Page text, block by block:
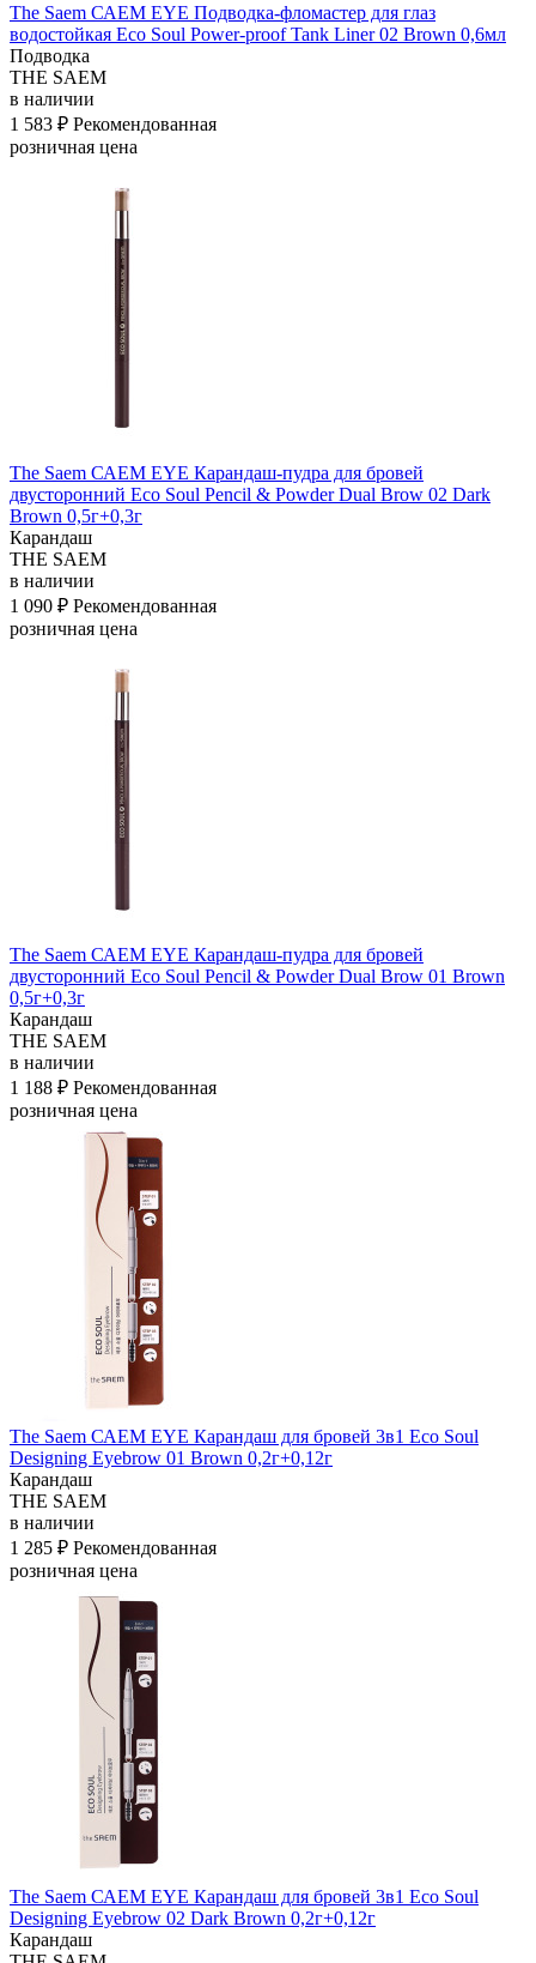
The Saem САЕМ EYE Подводка-фломастер для глаз
водостойкая Eco Soul Power-proof Tank Liner 02 Brown 0,6мл
Подводка
THE SAEM
в наличии
1 583 ₽ Рекомендованная
розничная цена
The Saem САЕМ EYE Карандаш-пудра для бровей
двусторонний Eco Soul Pencil & Powder Dual Brow 02 Dark
Brown 0,5г+0,3г
Карандаш
THE SAEM
в наличии
1 090 ₽ Рекомендованная
розничная цена
The Saem САЕМ EYE Карандаш-пудра для бровей
двусторонний Eco Soul Pencil & Powder Dual Brow 01 Brown
0,5г+0,3г
Карандаш
THE SAEM
в наличии
1 188 ₽ Рекомендованная
розничная цена
The Saem САЕМ EYE Карандаш для бровей 3в1 Eco Soul
Designing Eyebrow 01 Brown 0,2г+0,12г
Карандаш
THE SAEM
в наличии
1 285 ₽ Рекомендованная
розничная цена
The Saem САЕМ EYE Карандаш для бровей 3в1 Eco Soul
Designing Eyebrow 02 Dark Brown 0,2г+0,12г
Карандаш